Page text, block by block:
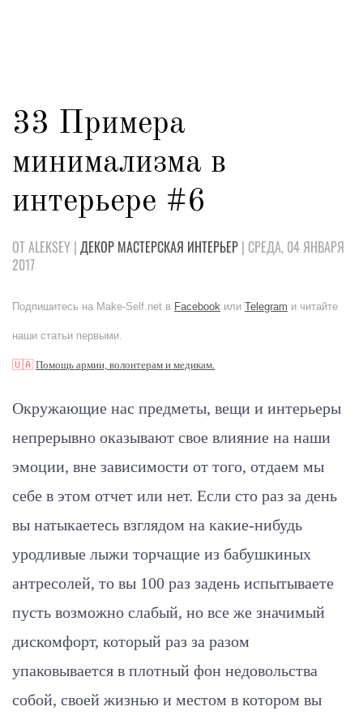
33 Примера
минимализма в
интерьере #6
ОТ ALEKSEY | ДЕКОР МАСТЕРСКАЯ ИНТЕРЬЕР | СРЕДА, 04 ЯНВАРЯ
2017
Подпишитесь на Make-Self.net в Facebook или Telegram и читайте
наши статьи первыми.
🇺🇦Помощь армии, волонтерам и медикам.
Окружающие нас предметы, вещи и интерьеры
непрерывно оказывают свое влияние на наши
эмоции, вне зависимости от того, отдаем мы
себе в этом отчет или нет. Если сто раз за день
вы натыкаетесь взглядом на какие-нибудь
уродливые лыжи торчащие из бабушкиных
антресолей, то вы 100 раз задень испытываете
пусть возможно слабый, но все же значимый
дискомфорт, который раз за разом
упаковывается в плотный фон недовольства
собой, своей жизнью и местом в котором вы